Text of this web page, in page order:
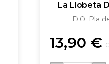
La Llobeta
D.O. Pla
13,90 €